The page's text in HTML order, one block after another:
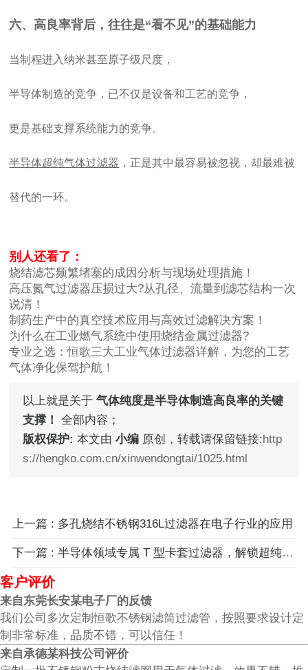
六、高良率背后，往往是“看不见”的基础能力
当制程进入纳米甚至原子级尺度，
半导体制造的竞争，已不仅是设备和工艺的竞争，
更是基础支撑系统能力的竞争。
半导体超纯气体过滤器 ，正是其中最容易被忽视，却最难被
替代的一环。
别人还看了：
烧结滤芯频繁堵塞的成因分析与现场处理措施！
高压氮气过滤器压损过大?从孔径、流量到滤芯结构一次
说清！
制药生产中的真空技术应用与高效过滤解决方案！
为什么在工业燃气系统中使用烧结金属过滤器?
专业之选：恒歌三大工业气体过滤器详解，为您的工艺
气体净化保驾护航！
以上就是关于气体纯度是半导体制造高良率的关键
支撑！
全部内容；
版权保护:本文由小编 原创，转载请保留链接:http
s://hengko.com.cn/xinwendongtai/1025.html
上一篇 : 多孔烧结不锈钢316L过滤器在电子行业的应用
下一篇 : 半导体领域专属 T 型卡套过滤器，解锁超纯气流新境界！
客户评价
来自东莞长安某电子厂的反馈
我们公司多次定制恒歌不锈钢滤筒过滤管，按照要求设计定
制非常标准，品质不错，可以信任！
来自承德某科技公司评价